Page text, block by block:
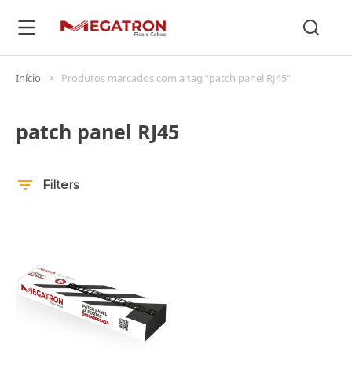
Você está aqui:
Início Produtos marcados com a tag “patch panel RJ45”
patch panel RJ45
Filters